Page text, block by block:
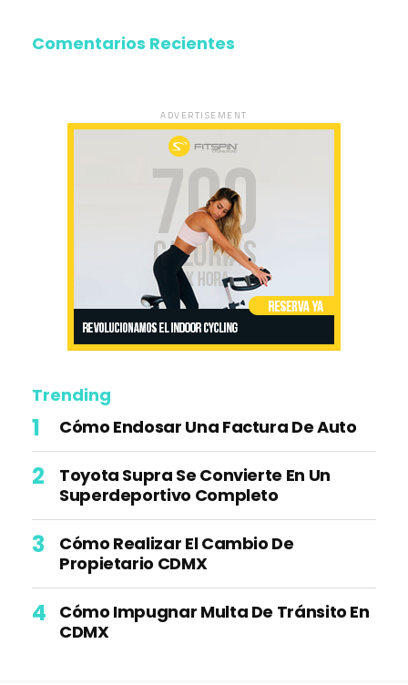
Comentarios Recientes
ADVERTISEMENT
Trending
Cómo Endosar Una Factura De Auto
Toyota Supra Se Convierte En Un
Superdeportivo Completo
Cómo Realizar El Cambio De
Propietario CDMX
Cómo Impugnar Multa De Tránsito En
CDMX